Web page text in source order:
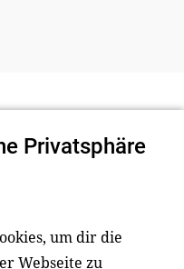
Privatsphäre
um dir die
Webseite zu